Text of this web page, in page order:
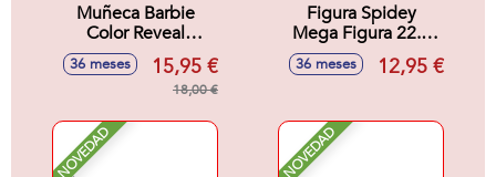
Muñeca Barbie
Color Reveal
Sirenas 32x8x8 cm
36 meses 15,95 €
18,00 €
Figura Spidey
Mega Figura 22.8
cm
36 meses 12,95 €
NOVEDAD NOVEDAD